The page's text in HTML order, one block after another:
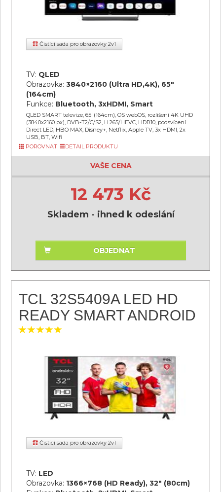
Čistící sada pro obrazovky 2v1
TV: QLED
Obrazovka: 3840×2160 (Ultra HD,4K), 65"
(164cm)
Funkce: Bluetooth, 3xHDMI, Smart
QLED SMART televize, 65"(164cm), OS webOS, rozlišení 4K UHD
(3840x2160 px), DVB-T2/C/S2, H.265/HEVC, HDR10, podsvícení
Direct LED, HBO MAX, Disney+, Netflix, Apple TV, 3x HDMI, 2x
USB, BT, Wifi
POROVNAT
DETAIL PRODUKTU
VAŠE CENA
12 473 Kč
Skladem - ihned k odeslání
OBJEDNAT
TCL 32S5409A LED HD
READY SMART ANDROID
Čistící sada pro obrazovky 2v1
TV: LED
Obrazovka: 1366×768 (HD Ready), 32" (80cm)